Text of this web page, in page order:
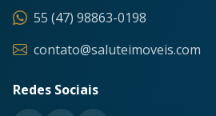
55 (47) 98863-0198
contato@saluteimoveis.com
Redes Sociais